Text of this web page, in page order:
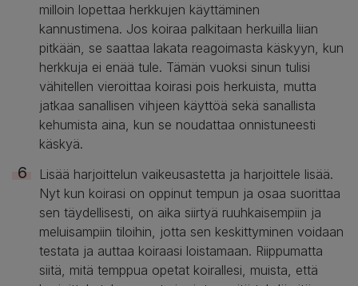
milloin lopettaa herkkujen käyttäminen
kannustimena. Jos koiraa palkitaan herkuilla liian
pitkään, se saattaa lakata reagoimasta käskyyn, kun
herkkuja ei enää tule. Tämän vuoksi sinun tulisi
vähitellen vieroittaa koirasi pois herkuista, mutta
jatkaa sanallisen vihjeen käyttöä sekä sanallista
kehumista aina, kun se noudattaa onnistuneesti
käskyä.
Lisää harjoittelun vaikeusastetta ja harjoittele lisää.
Nyt kun koirasi on oppinut tempun ja osaa suorittaa
sen täydellisesti, on aika siirtyä ruuhkaisempiin ja
meluisampiin tiloihin, jotta sen keskittyminen voidaan
testata ja auttaa koiraasi loistamaan. Riippumatta
siitä, mitä temppua opetat koirallesi, muista, että